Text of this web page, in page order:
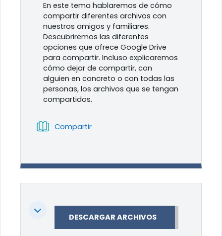
En este tema hablaremos de cómo
compartir diferentes archivos con
nuestros amigos y familiares.
Descubriremos las diferentes
opciones que ofrece Google Drive
para compartir. Incluso explicaremos
cómo dejar de compartir, con
alguien en concreto o con todas las
personas, los archivos que se tengan
compartidos.
CompartirLibro
Colapsar DESCARGAR ARCHIVOS